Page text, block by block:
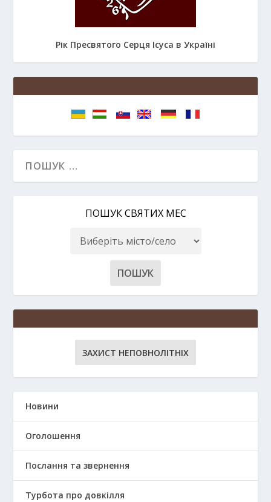
Рік Пресвятого Серця Ісуса в Україні
ПОШУК СВЯТИХ МЕС
ЗАХИСТ НЕПОВНОЛІТНІХ
Новини
Оголошення
Послання та звернення
Турбота про довкілля